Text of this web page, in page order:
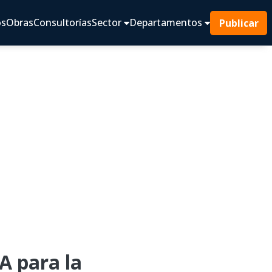
ObrasConsultoríasSector Departamentos Publicar
para la